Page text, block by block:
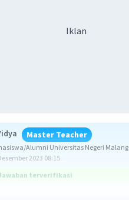
Iklan
Master Teacher
Alumni Universitas Negeri Malang
2023 08:15
terverifikasi